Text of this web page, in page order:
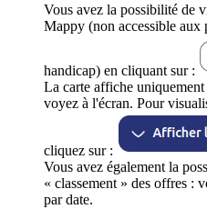
Vous avez la possibilité de
Mappy (non accessible aux
handicap) en cliquant sur :
La carte affiche
voyez à l'écran. Pour
cliquez sur :
Vous avez également la
« classement » des offres :
par date.